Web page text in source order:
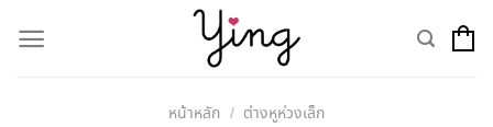
หน้าหลัก / ต่างหูห่วงเล็ก